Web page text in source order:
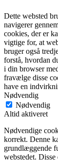
Dette websted
navigerer
cookies, der er
vigtige for, at
bruger også
forstå, hvordan
i din browser
fravælge disse
have en
Nødvendig
Nødvendig
Altid aktiveret
Nødvendige
korrekt. Denne
grundlæggende
webstedet.